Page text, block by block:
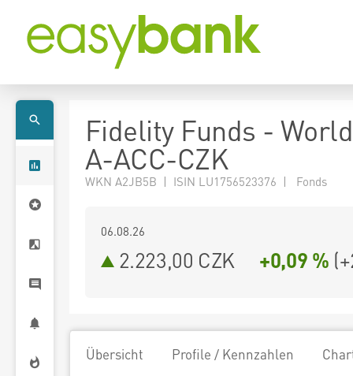
Fidelity Funds -
A-ACC-CZK
WKN A2JB5B | ISIN LU1756523376 | Fonds
06.08.26
2.223,00 CZK +0,09 % (
Übersicht Profile / Kennzahlen